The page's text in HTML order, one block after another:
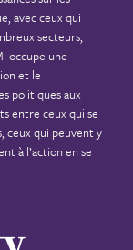
avec ceux qui
secteurs,
occupe une
et le
politiques aux
entre ceux qui se
ceux qui peuvent y
à l’action en se